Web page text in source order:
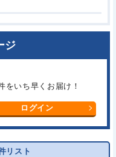
ジ
をいち早くお届け！
ログイン
リスト